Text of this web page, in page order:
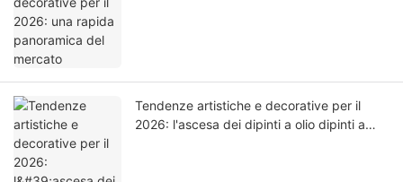
Tendenze artistiche e decorative per il
2026: l'ascesa dei dipinti a olio dipinti a